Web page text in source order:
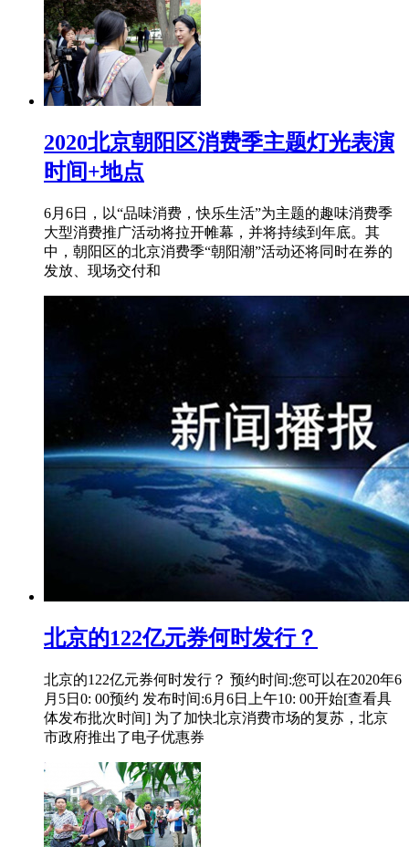
2020北京朝阳区消费季主题灯光表演
时间+地点
6月6日，以“品味消费，快乐生活”为主题的趣味消费季
大型消费推广活动将拉开帷幕，并将持续到年底。其
中，朝阳区的北京消费季“朝阳潮”活动还将同时在券的
发放、现场交付和
北京的122亿元券何时发行？
北京的122亿元券何时发行？ 预约时间:您可以在2020年6
月5日0: 00预约 发布时间:6月6日上午10: 00开始[查看具
体发布批次时间] 为了加快北京消费市场的复苏，北京
市政府推出了电子优惠券